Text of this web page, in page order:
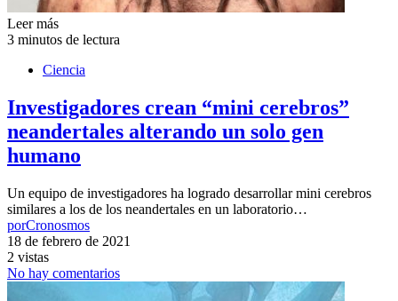
Leer más
3 minutos de lectura
Ciencia
Investigadores crean “mini cerebros”
neandertales alterando un solo gen
humano
Un equipo de investigadores ha logrado desarrollar mini cerebros
similares a los de los neandertales en un laboratorio…
porCronosmos
18 de febrero de 2021
2 vistas
No hay comentarios